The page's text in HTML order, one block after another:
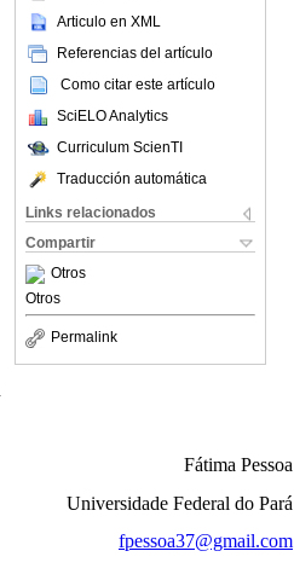
Articulo en XML
Referencias del artículo
Como citar este artículo
SciELO Analytics
Curriculum ScienTI
Traducción automática
Links relacionados
Compartir
Otros
Otros
Permalink
Fátima Pessoa
Universidade Federal do Pará
fpessoa37@gmail.com